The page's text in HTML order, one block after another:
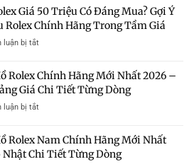
Tín
Mua
Rolex
Chính
Tốt
Có
Nên
Gợi
Những
Mẫu
Rolex
Đáng
Hồ
Rolex
Mới
Nhất
–
Giá
Và
Kinh
Giá 50 Triệu Có Đáng Mua? Gợi Ý
Rolex Chính Hãng Trong Tầm Giá
luận bị tắtở
Rolex
Giá
Đáng
Mua?
Rolex Chính Hãng Mới Nhất 2026 –
Giá Chi Tiết Từng Dòng
luận bị tắtở
Hồ
Rolex
Rolex Nam Chính Hãng Mới Nhất
Nhật Chi Tiết Từng Dòng